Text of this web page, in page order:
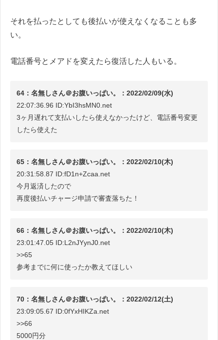
それを払ったとしても後払いが使えなくなることも多
い。
電話番号とメアドを変えたら復活した人もいる。
64：名無しさん＠お腹いっぱい。：2022/02/09(水)
22:07:36.96 ID:YbI3hsMN0.net
3ヶ月遅れて支払いしたら使えなかったけど、電話番号変更
したら使えた
65：名無しさん＠お腹いっぱい。：2022/02/10(木)
20:31:58.87 ID:fD1n+Zcaa.net
今月返済したので
再度後払いチャージ申請で審査落ちた！
66：名無しさん＠お腹いっぱい。：2022/02/10(木)
23:01:47.05 ID:L2nJYynJ0.net
>>65
参考までに何に使ったか教えてほしい
70：名無しさん＠お腹いっぱい。：2022/02/12(土)
23:09:05.67 ID:0fYxHIKZa.net
>>66
5000円分